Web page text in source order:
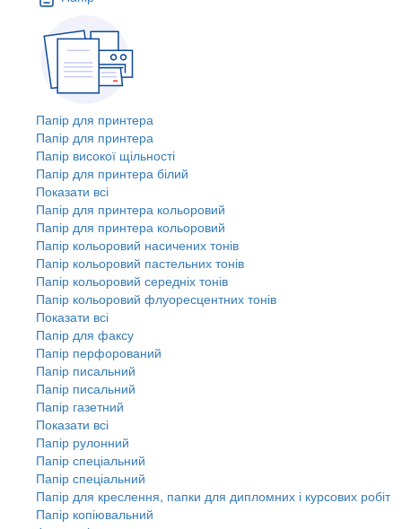
Папір для принтера
Папір для принтера
Папір високої щільності
Папір для принтера білий
Показати всі
Папір для принтера кольоровий
Папір для принтера кольоровий
Папір кольоровий насичених тонів
Папір кольоровий пастельних тонів
Папір кольоровий середніх тонів
Папір кольоровий флуоресцентних тонів
Показати всі
Папір для факсу
Папір перфорований
Папір писальний
Папір писальний
Папір газетний
Показати всі
Папір рулонний
Папір спеціальний
Папір спеціальний
Папір для креслення, папки для дипломних і курсових робіт
Папір копіювальний